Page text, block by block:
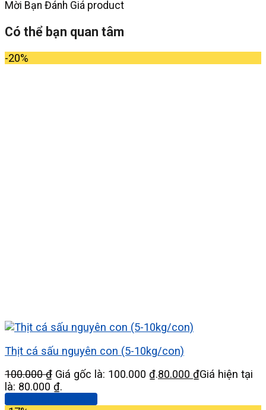
Mời Bạn Đánh Giá product
Có thể bạn quan tâm
-20%
Thịt cá sấu nguyên con (5-10kg/con)
100.000₫ Giá gốc là: 100.000 ₫.80.000 ₫Giá hiện tại
là: 80.000 ₫.